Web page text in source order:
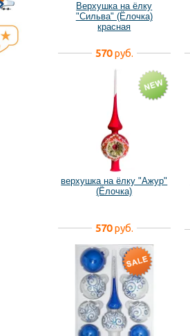
Верхушка на ёлку
"Сильва" (Ёлочка)
красная
570руб.
верхушка на ёлку "Ажур"
(Ёлочка)
570руб.